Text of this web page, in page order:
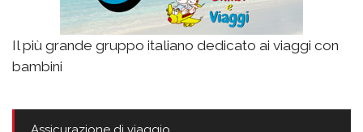
Il più grande gruppo italiano dedicato ai viaggi con
bambini